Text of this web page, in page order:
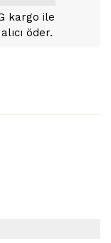
kargo ile
öder.